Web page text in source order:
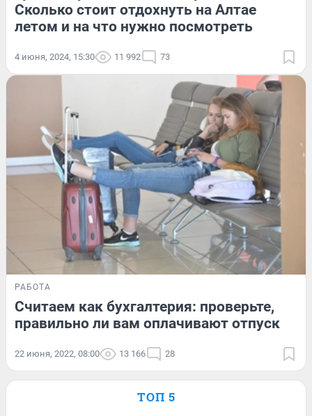
Сколько стоит отдохнуть на Алтае
летом и на что нужно посмотреть
4 июня, 2024, 15:30 11 992 73
РАБОТА
Считаем как бухгалтерия: проверьте,
правильно ли вам оплачивают отпуск
22 июня, 2022, 08:00 13 166 28
ТОП 5